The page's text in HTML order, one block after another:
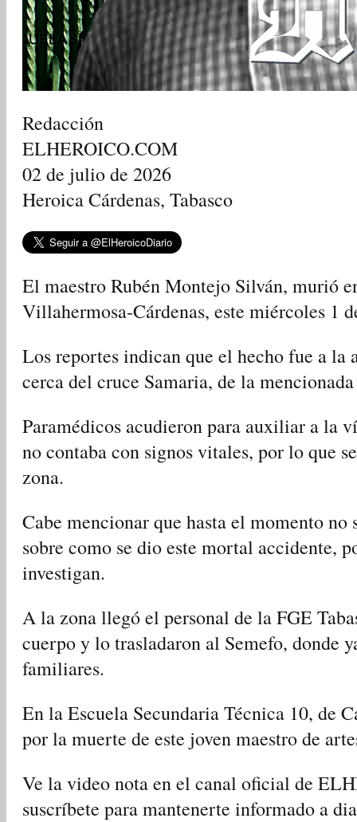
Redacción
ELHEROICO.COM
02 de julio de 2026
Heroica Cárdenas, Tabasco
El maestro Rubén Montejo Silván, murió
Villahermosa-Cárdenas, este miércoles 1
Los reportes indican que el hecho fue a la
cerca del cruce Samaria, de la
Paramédicos acudieron para auxiliar a la
no contaba con signos vitales, por lo que
zona.
Cabe mencionar que hasta el momento no
sobre como se dio este mortal accidente,
investigan.
A la zona llegó el personal de la FGE
cuerpo y lo trasladaron al Semefo, donde
familiares.
En la Escuela Secundaria Técnica 10, de
por la muerte de este joven maestro de
Ve la video nota en el canal oficial de
suscríbete para mantenerte informado a